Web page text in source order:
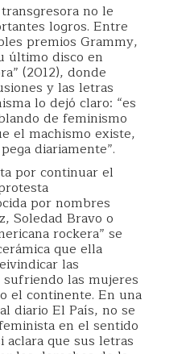
no le
logros. Entre
premios Grammy,
último disco en
(2012), donde
y las letras
lo dejó claro: “es
de feminismo
el machismo existe,
diariamente”.
por continuar el
por nombres
Soledad Bravo o
rockera” se
que ella
las
las mujeres
el continente. En una
diario El País, no se
en el sentido
que sus letras